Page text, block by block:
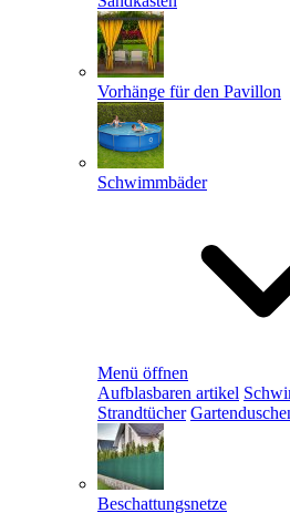
Vorhänge für den Pavillon
Schwimmbäder
Menü öffnen
Aufblasbaren artikel
Strandtücher
Beschattungsnetze